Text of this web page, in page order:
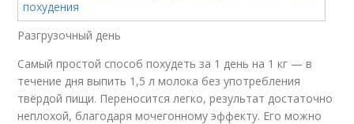
Разгрузочный день
Самый простой способ похудеть за 1 день на 1 кг — в
течение дня выпить 1,5 л молока без употребления
твёрдой пищи. Переносится легко, результат достаточно
неплохой, благодаря мочегонному эффекту. Его можно